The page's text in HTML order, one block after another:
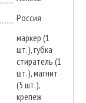
Россия
маркер (1
шт.), губка
стиратель (1
шт.), магнит
(5 шт.),
крепеж